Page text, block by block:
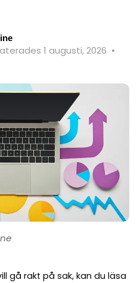
1 augusti, 2026 •
gå rakt på sak, kan du läsa